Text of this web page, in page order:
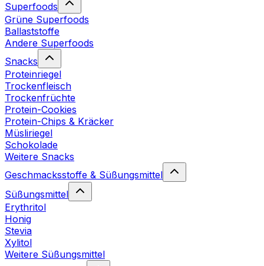
Superfoods
Grüne Superfoods
Ballaststoffe
Andere Superfoods
Snacks
Proteinriegel
Trockenfleisch
Trockenfrüchte
Protein-Cookies
Protein-Chips & Kräcker
Müsliriegel
Schokolade
Weitere Snacks
Geschmacksstoffe & Süßungsmittel
Süßungsmittel
Erythritol
Honig
Stevia
Xylitol
Weitere Süßungsmittel